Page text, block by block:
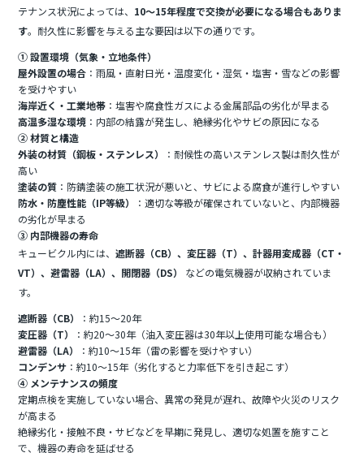
テナンス状況によっては、 10～15年程度で交換が必要になる場合もありま
す。耐久性に影響を与える主な要因は以下の通りです。
① 設置環境（気象・立地条件）
屋外設置の場合 ：雨風・直射日光・温度変化・湿気・塩害・雪などの影響
を受けやすい
海岸近く・工業地帯 ：塩害や腐食性ガスによる金属部品の劣化が早まる
高温多湿な環境 ：内部の結露が発生し、絶縁劣化やサビの原因になる
② 材質と構造
外装の材質（鋼板・ステンレス）
：耐候性の高いステンレス製は耐久性が
高い
塗装の質 ：防錆塗装の施工状況が悪いと、サビによる腐食が進行しやすい
防水・防塵性能（IP等級）
：適切な等級が確保されていないと、内部機器
の劣化が早まる
③ 内部機器の寿命
キュービクル内には、遮断器（CB）、変圧器（T）、計器用変成器（CT・
VT）、避雷器（LA）、開閉器（DS）
などの電気機器が収納されていま
す。
遮断器（CB）
：約15～20年
変圧器（T）
：約20～30年（油入変圧器は30年以上使用可能な場合も）
避雷器（LA）
：約10～15年（雷の影響を受けやすい）
コンデンサ ：約10～15年（劣化すると力率低下を引き起こす）
④ メンテナンスの頻度
定期点検を実施していない場合、異常の発見が遅れ、故障や火災のリスク
が高まる
絶縁劣化・接触不良・サビなどを早期に発見し、適切な処置を施すこと
で、機器の寿命を延ばせる